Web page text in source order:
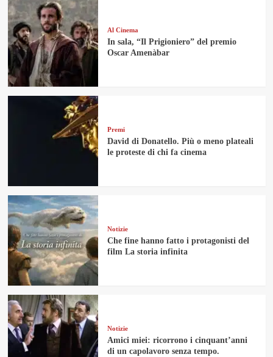
Al Cinema
In sala, “Il Prigioniero” del premio
Oscar Amenàbar
Premi
David di Donatello. Più o meno plateali
le proteste di chi fa cinema
Notizie
Che fine hanno fatto i protagonisti del
film La storia infinita
Notizie
Amici miei: ricorrono i cinquant’anni
di un capolavoro senza tempo.